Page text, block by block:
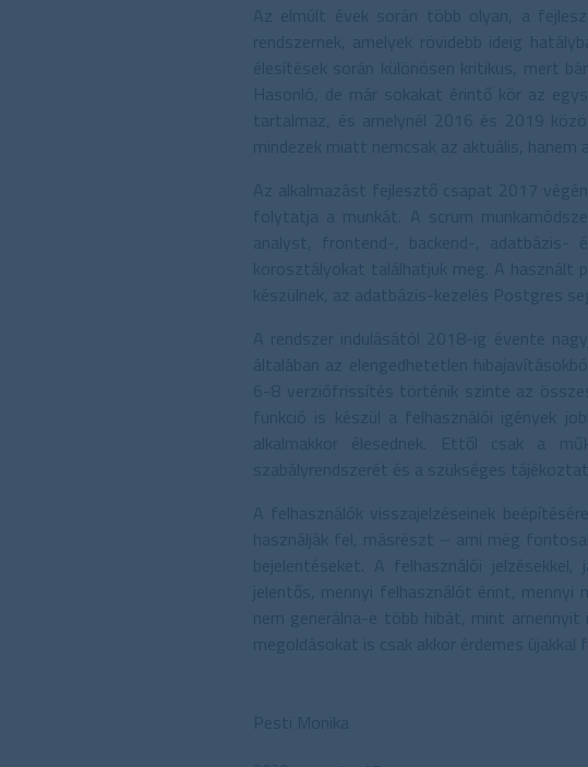
Az elmúlt évek során több olyan, a
rendszernek, amelyek rövidebb ideig
élesítések során különösen kritikus, mert
Hasonló, de már sokakat érintő kör az
tartalmaz, és amelynél 2016 és 2019
mindezek miatt nemcsak az aktuális,
Az alkalmazást fejlesztő csapat 2017
folytatja a munkát. A scrum
analyst, frontend-, backend-, adatbázis-
korosztályokat találhatjuk meg. A használt
készülnek, az adatbázis-kezelés Postgres
A rendszer indulásától 2018-ig évente
általában az elengedhetetlen
6-8 verziófrissítés történik szinte az
funkció is készül a felhasználói igények
alkalmakkor élesednek. Ettől csak a
szabályrendszerét és a szükséges
A felhasználók visszajelzéseinek
használják fel, másrészt – ami még
bejelentéseket. A felhasználói
jelentős, mennyi felhasználót érint,
nem generálna-e több hibát, mint
megoldásokat is csak akkor érdemes
Pesti Monika